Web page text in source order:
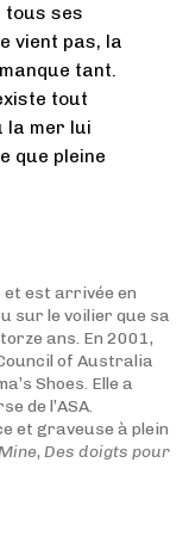
tous ses
vient pas, la
tant.
tout
la mer lui
que pleine
et est arrivée en
sur le voilier que sa
ans. En 2001,
of Australia
Shoes. Elle a
de l’ASA.
et graveuse à plein
, Des doigts pour